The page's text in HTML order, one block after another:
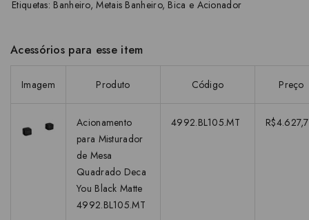
Etiquetas: Banheiro,Metais Banheiro, Bica e Acionador
Acessórios para esse item
Imagem Produto Código Preço
Acionamento
para Misturador
de Mesa
Quadrado Deca
You Black Matte
4992.BL105.MT
4992.BL105.MT